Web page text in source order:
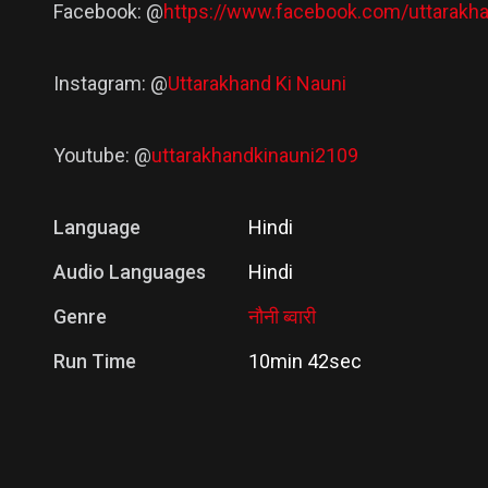
Facebook: @https://www.facebook.com/
Instagram: @Uttarakhand Ki Nauni
Youtube: @uttarakhandkinauni2109
Language
Hindi
Audio Languages
Hindi
Genre
नौनी ब्वारी
Run Time
10min 42sec